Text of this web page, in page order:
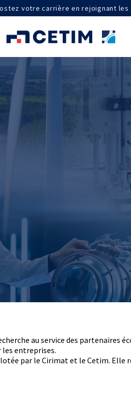
votre carrière en rejoignant les
AGRÉMENTS ET
QSE
QUI SOMMES-NOUS ?
Nos valeurs
Rapports - Publications
Vidéo de présentation
Historique
Charte développement durable
Égalité Femmes/Hommes
au service des partenaires
les entreprises.
par le Cirimat et le Cetim.